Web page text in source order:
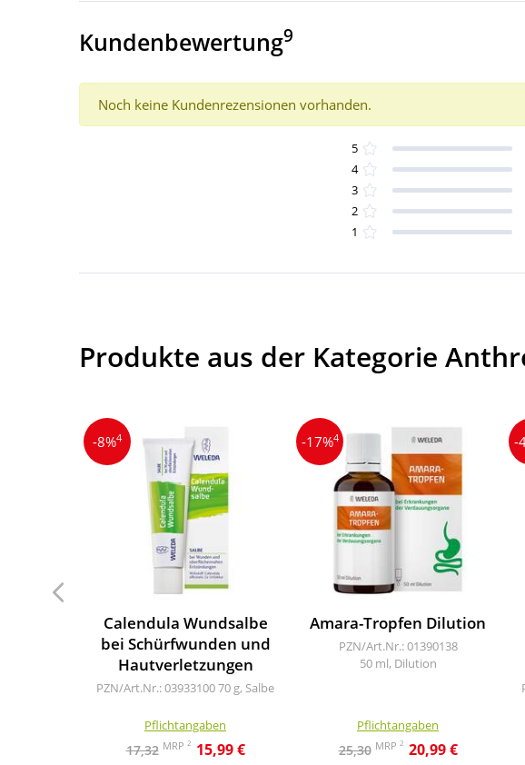
Kundenbewertung9
Noch keine Kundenrezensionen vorhanden.
5
4
3
2
1
Produkte aus der Kategorie
-8%4
Calendula Wundsalbe
bei Schürfwunden und
Hautverletzungen
PZN/Art.Nr.: 0393310070 g, Salbe
Pflichtangaben
17,32 MRP 2 15,99 €
-17%4
Amara-Tropfen Dilution
PZN/Art.Nr.: 01390138
50 ml, Dilution
Pflichtangaben
25,30 MRP 2 20,99 €
-